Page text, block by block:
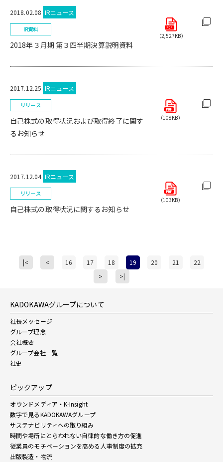
2018.02.08 IRニュース
IR資料
2018年３月期 第３四半期決算説明資料
（2,527KB）
2017.12.25 IRニュース
リリース
自己株式の取得状況および取得終了に関す
るお知らせ
（108KB）
2017.12.04 IRニュース
リリース
自己株式の取得状況に関するお知らせ
（103KB）
|< < 16 17 18 19 20 21
22
>
>|
KADOKAWAグループについて
社長メッセージ
グループ理念
会社概要
グループ会社一覧
社史
ピックアップ
オウンドメディア・K-Insight
数字で見るKADOKAWAグループ
サステナビリティへの取り組み
時間や場所にとらわれない自律的な働き方の促進
従業員のモチベーションを高める人事制度の拡充
出版製造・物流